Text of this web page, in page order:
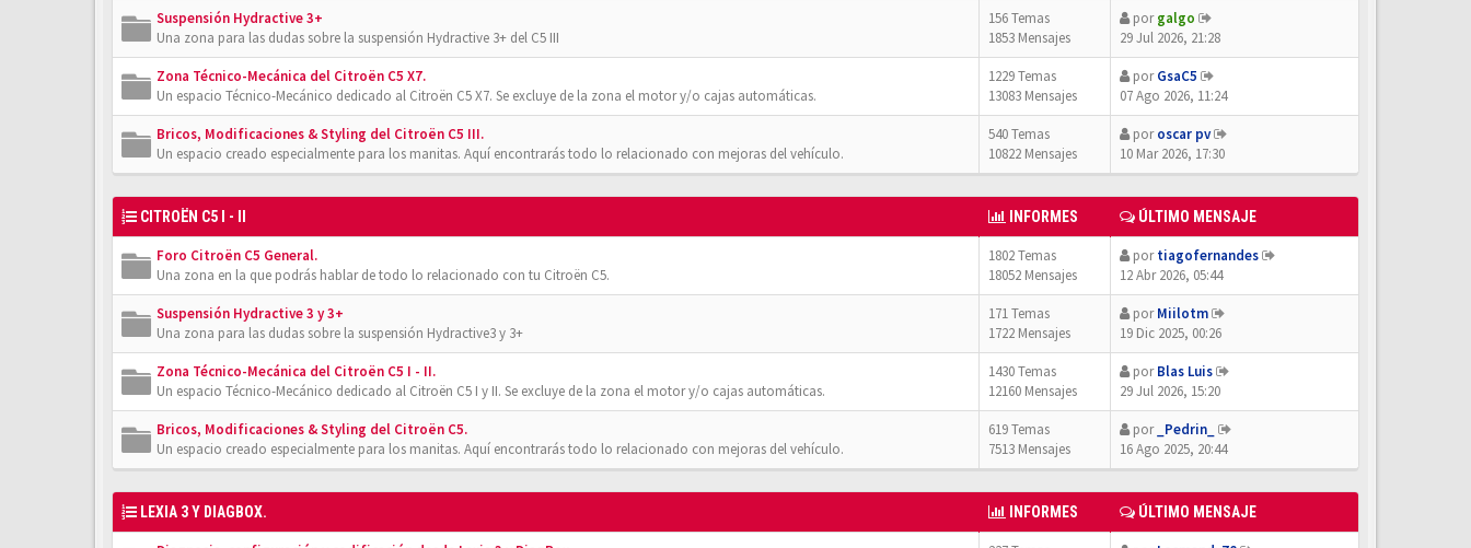
Suspensión Hydractive 3+
Una zona para las dudas sobre la suspensión Hydractive 3+ del C5 III
156 Temas
1853 Mensajes
porgalgo
29 Jul 2026, 21:28
Zona Técnico-Mecánica del Citroën C5 X7.
Un espacio Técnico-Mecánico dedicado al Citroën C5 X7. Se excluye de la zona el motor y/o cajas automáticas.
1229 Temas
13083 Mensajes
porGsaC5
07 Ago 2026, 11:24
Bricos, Modificaciones & Styling del Citroën C5 III.
Un espacio creado especialmente para los manitas. Aquí encontrarás todo lo relacionado con mejoras del vehículo.
540 Temas
10822 Mensajes
poroscar pv
10 Mar 2026, 17:30
CITROËN C5 I - II INFORMES ÚLTIMO MENSAJE
Foro Citroën C5 General.
Una zona en la que podrás hablar de todo lo relacionado con tu Citroën C5.
1802 Temas
18052 Mensajes
portiagofernandes
12 Abr 2026, 05:44
Suspensión Hydractive 3 y 3+
Una zona para las dudas sobre la suspensión Hydractive3 y 3+
171 Temas
1722 Mensajes
porMiilotm
19 Dic 2025, 00:26
Zona Técnico-Mecánica del Citroën C5 I - II.
Un espacio Técnico-Mecánico dedicado al Citroën C5 I y II. Se excluye de la zona el motor y/o cajas automáticas.
1430 Temas
12160 Mensajes
porBlas Luis
29 Jul 2026, 15:20
Bricos, Modificaciones & Styling del Citroën C5.
Un espacio creado especialmente para los manitas. Aquí encontrarás todo lo relacionado con mejoras del vehículo.
619 Temas
7513 Mensajes
por _Pedrin_
16 Ago 2025, 20:44
LEXIA 3 Y DIAGBOX. INFORMES ÚLTIMO MENSAJE